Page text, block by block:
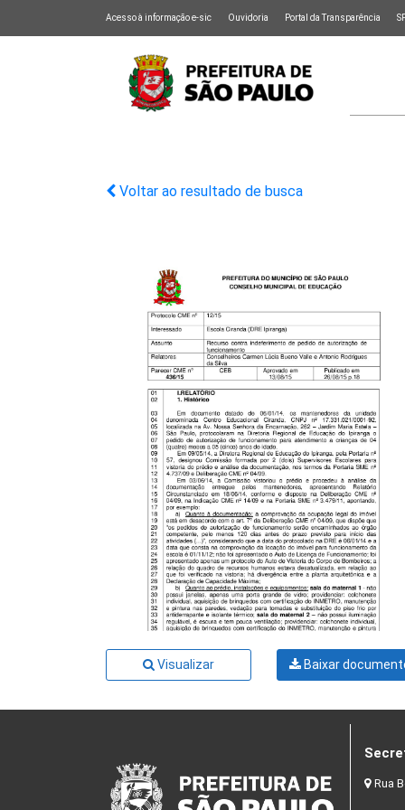
Acesso à informação e-sic Ouvidoria Portal da Transparência
Voltar ao resultado de busca
Visualizar Baixar
Rua